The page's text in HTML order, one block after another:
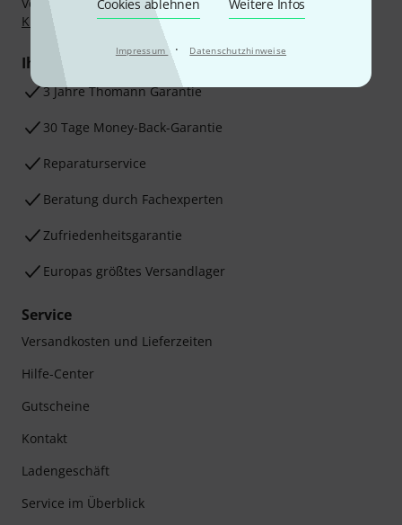
Cookies ablehnen Weitere Infos
Impressum · Datenschutzhinweise
Klarna Ratenzahlungoder Kreditkarte.
Ihre Vorteile
3 Jahre Thomann Garantie
30 Tage Money-Back-Garantie
Reparaturservice
Beratung durch Fachexperten
Zufriedenheitsgarantie
Europas größtes Versandlager
Service
Versandkosten und Lieferzeiten
Hilfe-Center
Gutscheine
Kontakt
Ladengeschäft
Service im Überblick